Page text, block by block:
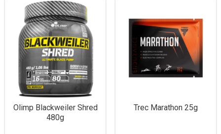
Olimp Blackweiler Shred
480g
Trec Marathon 25g